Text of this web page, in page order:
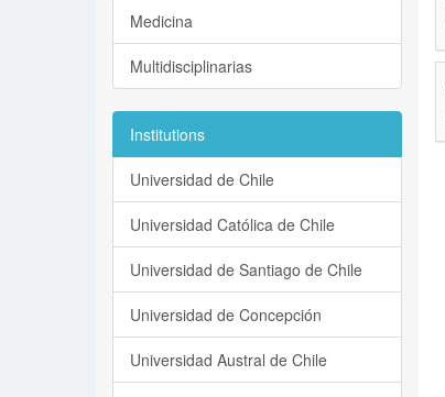
Medicina
Multidisciplinarias
Institutions
Universidad de Chile
Universidad Católica de Chile
Universidad de Santiago de Chile
Universidad de Concepción
Universidad Austral de Chile